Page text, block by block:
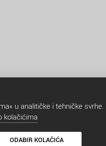
u analitičke i tehničke
kolačićima
ODABIR KOLAČIĆA